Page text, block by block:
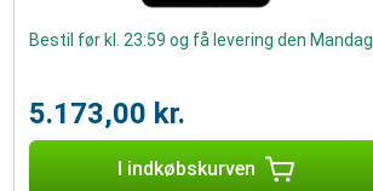
Bestil før kl. 23:59 og få levering den Mandag
5.173,00 kr.
I indkøbskurven